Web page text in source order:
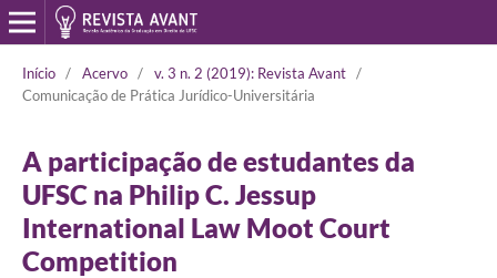
Início / Acervo / v. 3 n. 2 (2019): Revista Avant /
Comunicação de Prática Jurídico-Universitária
A participação de estudantes da
UFSC na Philip C. Jessup
International Law Moot Court
Competition